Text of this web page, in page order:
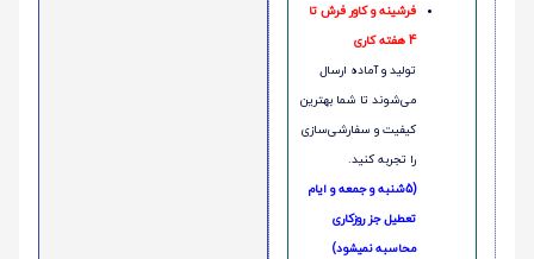
فرشینه و کاور فرش تا
4 هفته کاری
تولید و آماده ارسال
می‌شوند تا شما بهترین
کیفیت و سفارشی‌سازی
را تجربه کنید.
(5شنبه و جمعه و ایام
تعطیل جز روزکاری
محاسبه نمیشود)